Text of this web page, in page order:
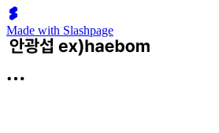
Made with Slashpage